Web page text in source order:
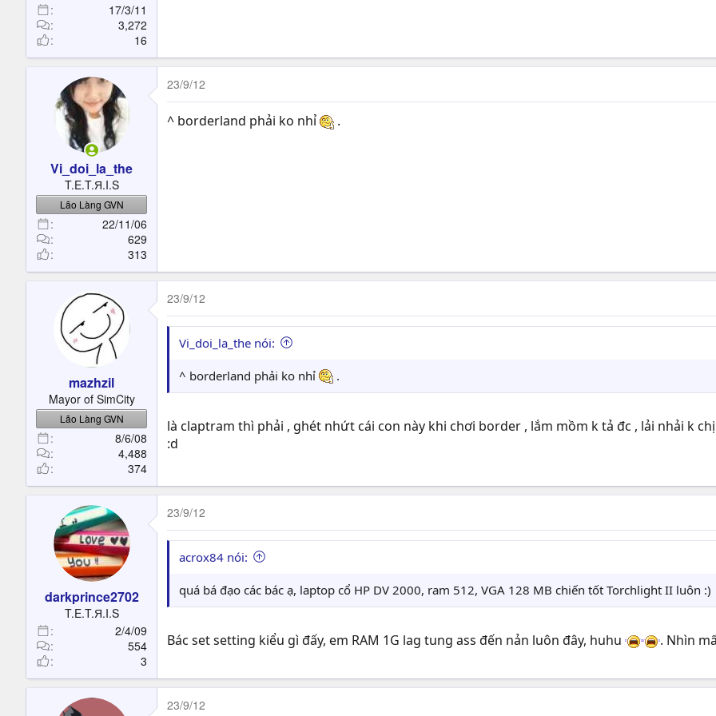
17/3/11
3,272
16
Vi_doi_la_the
T.E.T.Я.I.S
Lão Làng GVN
22/11/06
629
313
23/9/12
^ borderland phải ko nhỉ .
mazhzil
Mayor of SimCity
Lão Làng GVN
8/6/08
4,488
374
23/9/12
Vi_doi_la_the nói:
^ borderland phải ko nhỉ .
là claptram thì phải , ghét nhứt cái con này khi chơi border , lắm mồm k tả đc , lải nhải k
:d
darkprince2702
T.E.T.Я.I.S
2/4/09
554
3
23/9/12
acrox84 nói:
quá bá đạo các bác ạ, laptop cổ HP DV 2000, ram 512, VGA 128 MB chiến tốt Torchlight II luôn :)
Bác set setting kiểu gì đấy, em RAM 1G lag tung ass đến nản luôn đây, huhu . Nhìn
23/9/12